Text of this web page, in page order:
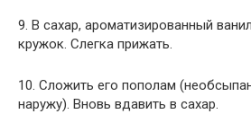
9. В сахар, ароматизированный
кружок. Слегка прижать.
10. Сложить его пополам
наружу). Вновь вдавить в сахар.